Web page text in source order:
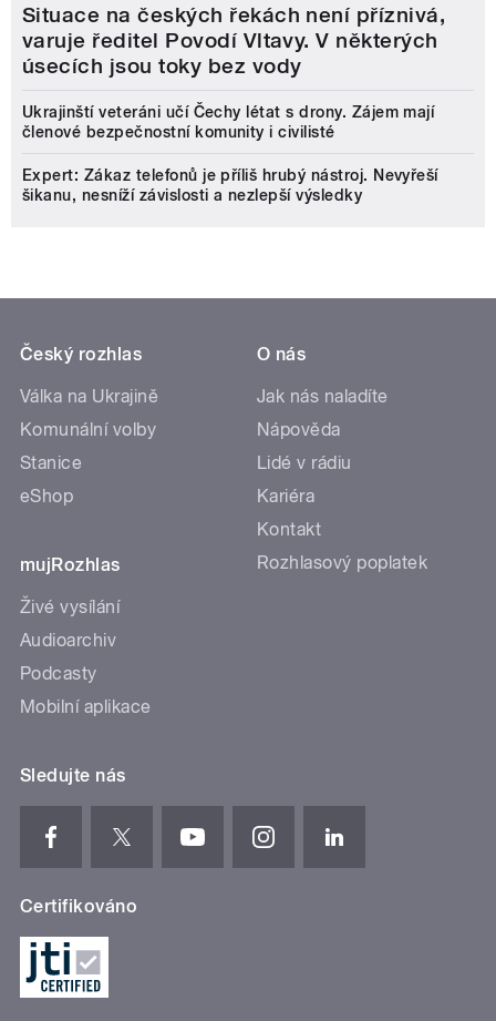
Situace na českých řekách není příznivá,
varuje ředitel Povodí Vltavy. V některých
úsecích jsou toky bez vody
Ukrajinští veteráni učí Čechy létat s drony. Zájem mají
členové bezpečnostní komunity i civilisté
Expert: Zákaz telefonů je příliš hrubý nástroj. Nevyřeší
šikanu, nesníží závislosti a nezlepší výsledky
Český rozhlas
Válka na Ukrajině
Komunální volby
Stanice
eShop
mujRozhlas
Živé vysílání
Audioarchiv
Podcasty
Mobilní aplikace
O nás
Jak nás naladíte
Nápověda
Lidé v rádiu
Kariéra
Kontakt
Rozhlasový poplatek
Sledujte nás
Certifikováno